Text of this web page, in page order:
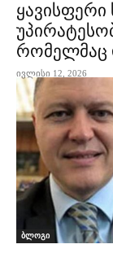
ივლისი 12, 2026
ბლოგი